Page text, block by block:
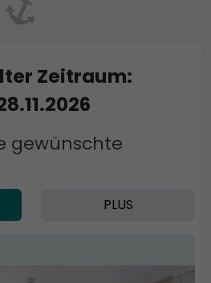
Zeitraum:
gewünschte
PLUS